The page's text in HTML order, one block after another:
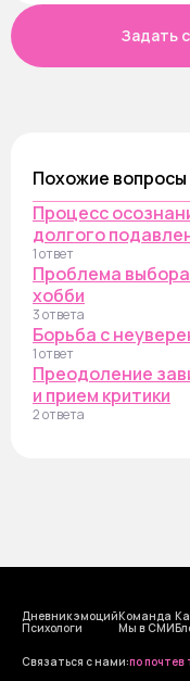
Задать
Похожие вопросы
Процесс
долгого
1 ответ
Проблема выбора
хобби
3 ответа
Борьба с
1 ответ
Преодоление
и прием критики
2 ответа
Дневник эмоций
Психологи
Команда
Мы в СМИ
Cвязаться с нами:по почтев